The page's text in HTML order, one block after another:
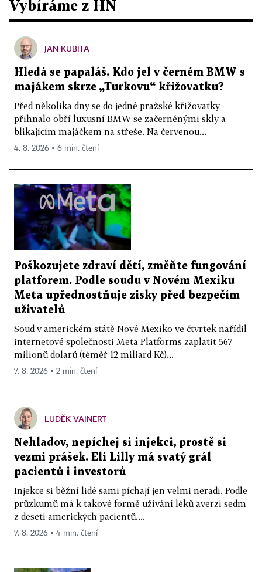
Vybíráme z HN
JAN KUBITA
Hledá se papaláš. Kdo jel v černém BMW s
majákem skrze „Turkovu“ křižovatku?
Před několika dny se do jedné pražské křižovatky
přihnalo obří luxusní BMW se začerněnými skly a
blikajícím majáčkem na střeše. Na červenou...
4. 8. 2026 ▪ 6 min. čtení
Poškozujete zdraví dětí, změňte fungování
platforem. Podle soudu v Novém Mexiku
Meta upřednostňuje zisky před bezpečím
uživatelů
Soud v americkém státě Nové Mexiko ve čtvrtek nařídil
internetové společnosti Meta Platforms zaplatit 567
milionů dolarů (téměř 12 miliard Kč)...
7. 8. 2026 ▪ 2 min. čtení
LUDĚK VAINERT
Nehladov, nepíchej si injekci, prostě si
vezmi prášek. Eli Lilly má svatý grál
pacientů i investorů
Injekce si běžní lidé sami píchají jen velmi neradi. Podle
průzkumů má k takové formě užívání léků averzi sedm
z deseti amerických pacientů....
7. 8. 2026 ▪ 4 min. čtení